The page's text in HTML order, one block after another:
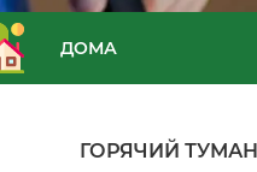
ДОМА
ГОРЯЧИЙ ТУМАН